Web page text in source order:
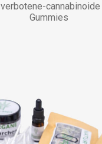
verbotene-cannabinoide
Gummies